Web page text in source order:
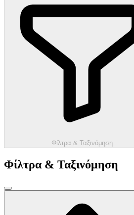
Φίλτρα & Ταξινόμηση
Φίλτρα & Ταξινόμηση